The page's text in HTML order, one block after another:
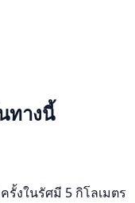
ทางนี้
รั้งในรัศมี 5 กิโลเมตร